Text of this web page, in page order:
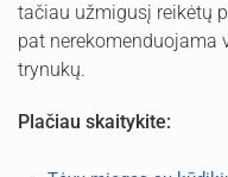
tačiau užmigusį reikėtų
pat nerekomenduojama
trynukų.
Plačiau skaitykite: